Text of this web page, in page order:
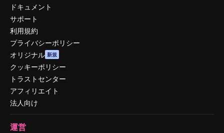
ドキュメント
サポート
利用規約
プライバシーポリシー
オリジナル 新規
クッキーポリシー
トラストセンター
アフィリエイト
法人向け
運営